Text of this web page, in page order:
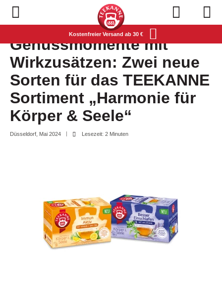
Navigation öffnen
Kostenfreier Versand ab 30 €
Genussmomente mit
Wirkzusätzen: Zwei neue
Sorten für das TEEKANNE
Sortiment „Harmonie für
Körper & Seele“
Düsseldorf, Mai 2024 Lesezeit: 2 Minuten